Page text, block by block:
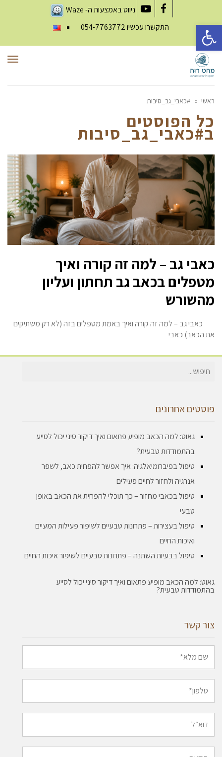
Facebook
YouTube
ניווט באמצעות ה-Waze
התקשרו עכשיו054-7763772
ראשי » #כאבי_גב_סיבות
כל הפוסטים
ב#כאבי_גב_סיבות
כאבי גב – למה זה קורה ואיך
מטפלים בכאב גב תחתון ועליון
מהשורש
כאבי גב – למה זה קורה ואיך באמת מטפלים בזה (לא רק משתיקים
את הכאב) כאבי
חיפוש
פוסטים אחרונים
גאוט: למה הכאב מופיע פתאום ואיך דיקור סיני יכול לסייע
בהתמודדות טבעית?
טיפול בפיברומיאלגיה: איך אפשר להפחית כאב, לשפר
אנרגיה ולחזור לחיים פעילים
טיפול בכאבי מחזור – כך תוכלי להפחית את הכאב באופן
טבעי
טיפול בעצירות – פתרונות טבעיים לשיפור פעילות המעיים
ואיכות החיים
טיפול בבעיות השתנה – פתרונות טבעיים לשיפור איכות החיים
גאוט: למה הכאב מופיע פתאום ואיך דיקור סיני יכול לסייע
בהתמודדות טבעית?
צור קשר
פתח סרגל נגישות